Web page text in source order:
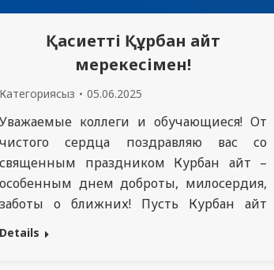
Қасиетті Құрбан айт
мерекесімен!
Категориясыз 05.06.2025
Уважаемые коллеги и обучающиеся! От
чистого сердца поздравляю вас со
священным праздником Курбан айт –
особенным днем доброты, милосердия,
заботы о ближних! Пусть Курбан айт
принесет мир, тепло и изобилие в
Details